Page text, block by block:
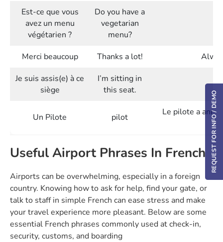
Est-ce que vous
avez un menu
végétarien ?
Do you have a
vegetarian
menu?
Merci beaucoup Thanks a lot!
Je suis assis(e) à ce
siège
I’m sitting in
this seat.
Un Pilote pilot Le pilote a
Useful Airport Phrases In French
Airports can be overwhelming, especially in a foreign
country. Knowing how to ask for help, find your gate, or
talk to staff in simple French can ease stress and make
your travel experience more pleasant. Below are some
essential French phrases commonly used at check-in,
security, customs, and boarding
REQUEST FOR INFO / DEMO